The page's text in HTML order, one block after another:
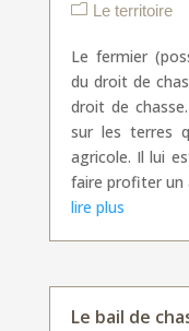
Le territoire
Le fermier
du droit de
droit de
sur les terres
agricole. Il lui
faire profiter un
lire plus
Le bail de